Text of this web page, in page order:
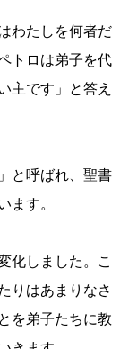
わたしを何者だ
トロは弟子を代
主です」と答え
と呼ばれ、聖書
ます。
化しました。こ
りはあまりなさ
を弟子たちに教